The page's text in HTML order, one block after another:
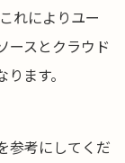
れによりユー
ースとクラウド
ます。
参考にしてくだ